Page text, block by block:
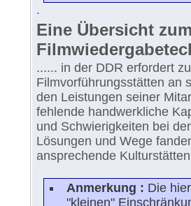
.
Eine Übersicht
...... in der DDR erfordert
Filmvorführungsstätten an
den Leistungen seiner
fehlende handwerkliche
und Schwierigkeiten bei
Lösungen und Wege
ansprechende
Anmerkung : Die
"kleinen"